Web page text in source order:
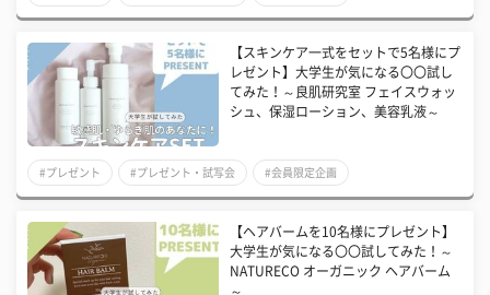
【スキンケア一式をセットで5名様にプ
レゼント】大学生が気になる〇〇試し
てみた！～良肌研究室 フェイスウォッ
シュ、保湿ローション、美容乳液～
#プレゼント #プレゼント・試写会 #会員限定企画
【ヘアバームを10名様にプレゼント】
大学生が気になる〇〇試してみた！～
NATURECO オーガニック ヘアバーム
～